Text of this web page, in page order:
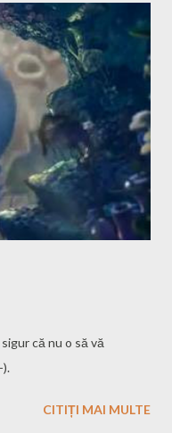
că nu o să vă
CITIȚI MAI MULTE